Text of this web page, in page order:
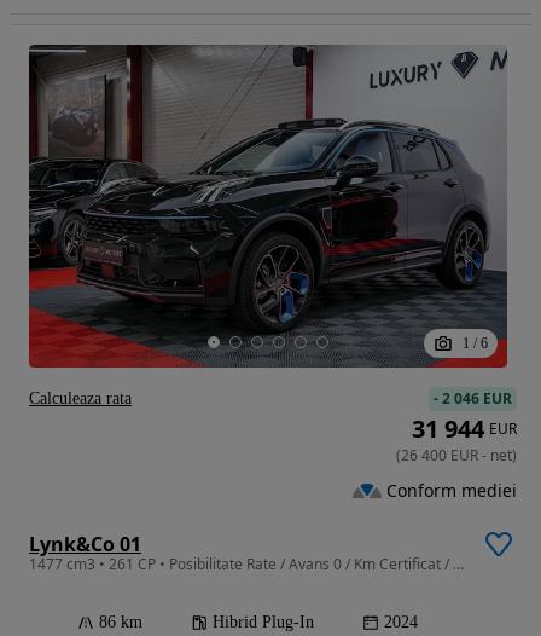
1 / 6
Lynk&Co 01
1477 cm3 • 261 CP • Posibilitate Rate / Avans 0 / Km Certificat / Garantie Extinsa
86 km Hibrid Plug-In 2024
-2 046 EUR
31 944 EUR
(26 400 EUR- net)
Conform mediei
Calculeaza rata